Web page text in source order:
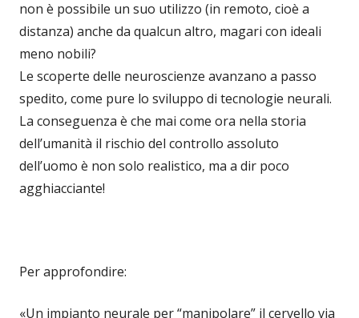
non è possibile un suo utilizzo (in remoto, cioè a
distanza) anche da qualcun altro, magari con ideali
meno nobili?
Le scoperte delle neuroscienze avanzano a passo
spedito, come pure lo sviluppo di tecnologie neurali.
La conseguenza è che mai come ora nella storia
dell’umanità il rischio del controllo assoluto
dell’uomo è non solo realistico, ma a dir poco
agghiacciante!
Per approfondire:
«Un impianto neurale per “manipolare” il cervello via